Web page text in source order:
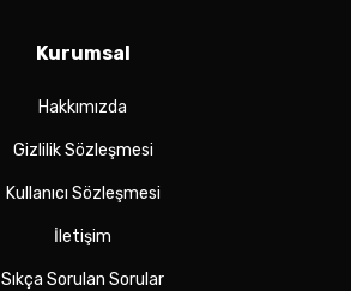
Kurumsal
Hakkımızda
Gizlilik Sözleşmesi
Kullanıcı Sözleşmesi
İletişim
Sıkça Sorulan Sorular